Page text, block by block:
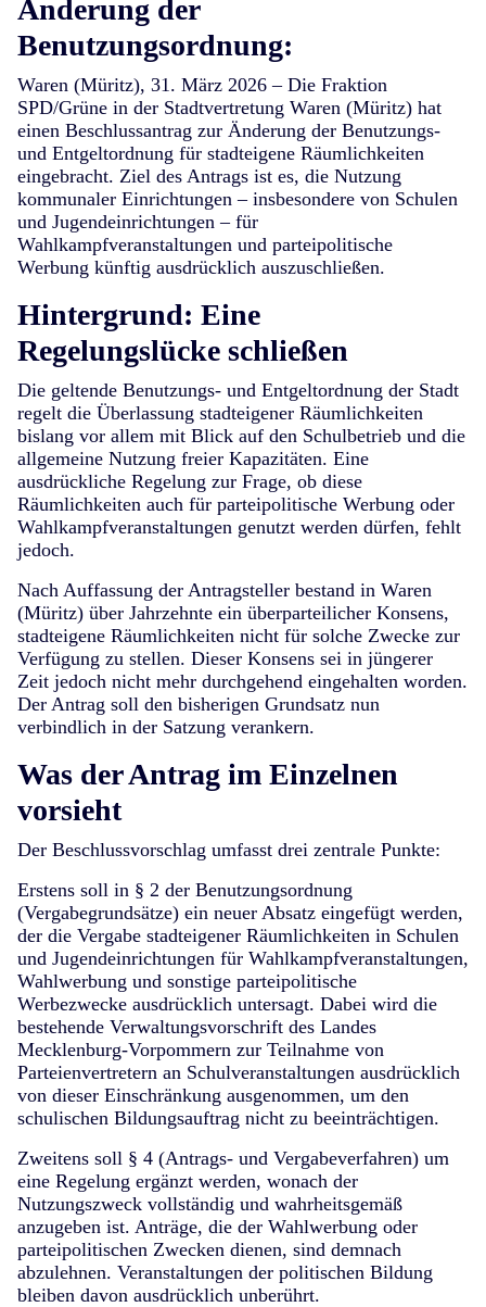
Änderung der
Benutzungsordnung:
Waren (Müritz), 31. März 2026 – Die Fraktion
SPD/Grüne in der Stadtvertretung Waren (Müritz) hat
einen Beschlussantrag zur Änderung der Benutzungs-
und Entgeltordnung für stadteigene Räumlichkeiten
eingebracht. Ziel des Antrags ist es, die Nutzung
kommunaler Einrichtungen – insbesondere von Schulen
und Jugendeinrichtungen – für
Wahlkampfveranstaltungen und parteipolitische
Werbung künftig ausdrücklich auszuschließen.
Hintergrund: Eine
Regelungslücke schließen
Die geltende Benutzungs- und Entgeltordnung der Stadt
regelt die Überlassung stadteigener Räumlichkeiten
bislang vor allem mit Blick auf den Schulbetrieb und die
allgemeine Nutzung freier Kapazitäten. Eine
ausdrückliche Regelung zur Frage, ob diese
Räumlichkeiten auch für parteipolitische Werbung oder
Wahlkampfveranstaltungen genutzt werden dürfen, fehlt
jedoch.
Nach Auffassung der Antragsteller bestand in Waren
(Müritz) über Jahrzehnte ein überparteilicher Konsens,
stadteigene Räumlichkeiten nicht für solche Zwecke zur
Verfügung zu stellen. Dieser Konsens sei in jüngerer
Zeit jedoch nicht mehr durchgehend eingehalten worden.
Der Antrag soll den bisherigen Grundsatz nun
verbindlich in der Satzung verankern.
Was der Antrag im Einzelnen
vorsieht
Der Beschlussvorschlag umfasst drei zentrale Punkte:
Erstens soll in § 2 der Benutzungsordnung
(Vergabegrundsätze) ein neuer Absatz eingefügt werden,
der die Vergabe stadteigener Räumlichkeiten in Schulen
und Jugendeinrichtungen für Wahlkampfveranstaltungen,
Wahlwerbung und sonstige parteipolitische
Werbezwecke ausdrücklich untersagt. Dabei wird die
bestehende Verwaltungsvorschrift des Landes
Mecklenburg-Vorpommern zur Teilnahme von
Parteienvertretern an Schulveranstaltungen ausdrücklich
von dieser Einschränkung ausgenommen, um den
schulischen Bildungsauftrag nicht zu beeinträchtigen.
Zweitens soll § 4 (Antrags- und Vergabeverfahren) um
eine Regelung ergänzt werden, wonach der
Nutzungszweck vollständig und wahrheitsgemäß
anzugeben ist. Anträge, die der Wahlwerbung oder
parteipolitischen Zwecken dienen, sind demnach
abzulehnen. Veranstaltungen der politischen Bildung
bleiben davon ausdrücklich unberührt.